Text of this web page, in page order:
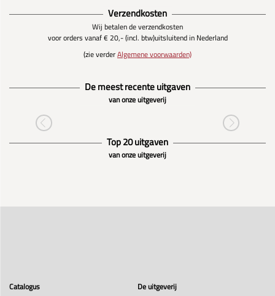
Verzendkosten
Wij betalen de verzendkosten
voor orders vanaf € 20,- (incl. btw)uitsluitend in Nederland
(zie verderAlgemene voorwaarden)
De meest recente uitgaven
van onze uitgeverij
Top 20 uitgaven
van onze uitgeverij
Catalogus
De uitgeverij